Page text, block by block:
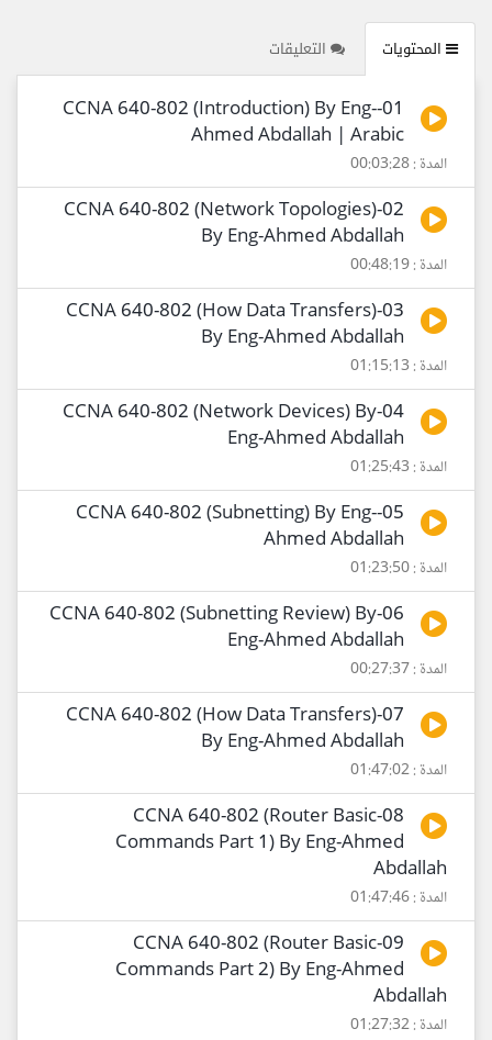
المحتويات التعليقات
01-CCNA 640-802 (Introduction) By Eng-
Ahmed Abdallah | Arabic
المدة : 00:03:28
02-CCNA 640-802 (Network Topologies)
By Eng-Ahmed Abdallah
المدة : 00:48:19
03-CCNA 640-802 (How Data Transfers)
By Eng-Ahmed Abdallah
المدة : 01:15:13
04-CCNA 640-802 (Network Devices) By
Eng-Ahmed Abdallah
المدة : 01:25:43
05-CCNA 640-802 (Subnetting) By Eng-
Ahmed Abdallah
المدة : 01:23:50
06-CCNA 640-802 (Subnetting Review) By
Eng-Ahmed Abdallah
المدة : 00:27:37
07-CCNA 640-802 (How Data Transfers)
By Eng-Ahmed Abdallah
المدة : 01:47:02
08-CCNA 640-802 (Router Basic
Commands Part 1) By Eng-Ahmed
Abdallah
المدة : 01:47:46
09-CCNA 640-802 (Router Basic
Commands Part 2) By Eng-Ahmed
Abdallah
المدة : 01:27:32